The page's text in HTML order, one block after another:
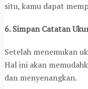
situ, kamu dapat
6. Simpan Catatan
Setelah menemukan
Hal ini akan
dan menyenangkan.